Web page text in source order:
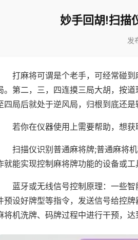
妙手回胡!扫描
发
打麻将可谓是个老手，可经常碰
。第二，三，四连摸三局大胡，按
四局后就处于逆风局，归根到底还是
若你在仪器使用上需要帮助，想
扫描仪识别普通麻将牌;普通麻将
就能实现控制麻将牌功能的设备或工
蓝牙或无线信号控制原理：一些
预设好牌型等指令，发送信号给控
将机洗牌、码牌过程中进行干预，达